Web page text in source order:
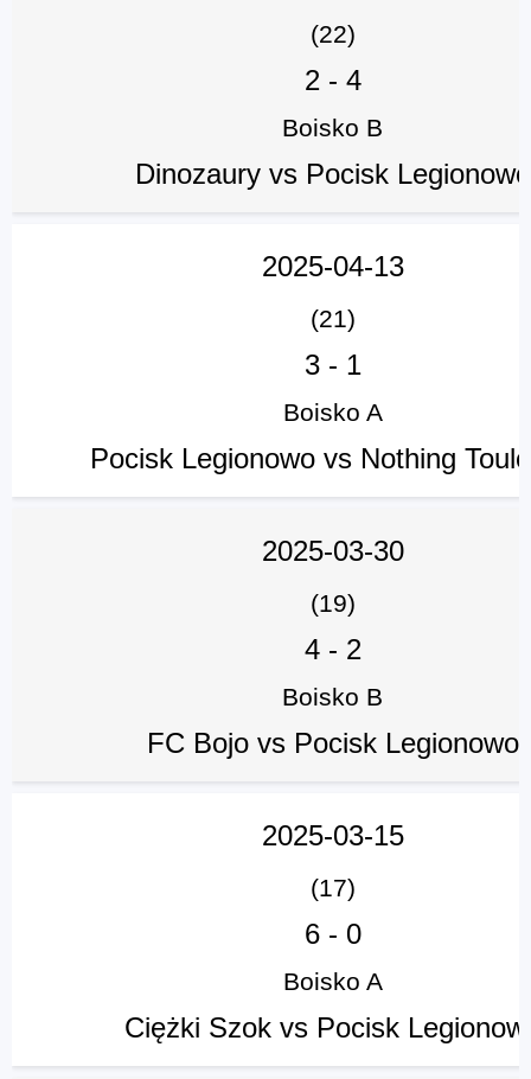
(22)
2- 4
Boisko B
Dinozaury vs Pocisk Legionowo
2025-04-13
(21)
3- 1
Boisko A
Pocisk Legionowo vs Nothing
2025-03-30
(19)
4- 2
Boisko B
FC Bojo vs Pocisk Legionowo
2025-03-15
(17)
6- 0
Boisko A
Ciężki Szok vs Pocisk